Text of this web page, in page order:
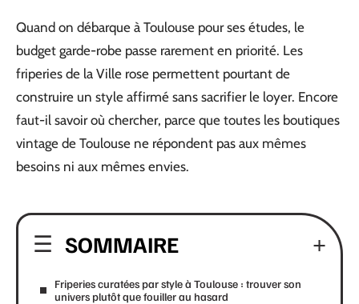
Quand on débarque à Toulouse pour ses études, le
budget garde-robe passe rarement en priorité. Les
friperies de la Ville rose permettent pourtant de
construire un style affirmé sans sacrifier le loyer. Encore
faut-il savoir où chercher, parce que toutes les boutiques
vintage de Toulouse ne répondent pas aux mêmes
besoins ni aux mêmes envies.
SOMMAIRE
Friperies curatées par style à Toulouse : trouver son
univers plutôt que fouiller au hasard